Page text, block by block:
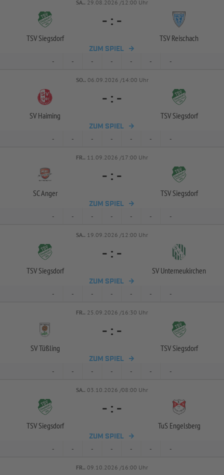
SA.. 29.08.2026 /12:00 Uhr
TSV Siegsdorf
- : -
TSV Reischach
ZUM SPIEL
- - - - - - -
SO.. 06.09.2026 /14:00 Uhr
SV Haiming
- : -
TSV Siegsdorf
ZUM SPIEL
- - - - - - -
FR.. 11.09.2026 /17:00 Uhr
SC Anger
- : -
TSV Siegsdorf
ZUM SPIEL
- - - - - - -
SA.. 19.09.2026 /12:00 Uhr
TSV Siegsdorf
- : -
SV Unterneukirchen
ZUM SPIEL
- - - - - - -
FR.. 25.09.2026 /16:30 Uhr
SV Tüßling
- : -
TSV Siegsdorf
ZUM SPIEL
- - - - - - -
SA.. 03.10.2026 /08:00 Uhr
TSV Siegsdorf
- : -
TuS Engelsberg
ZUM SPIEL
- - - - - - -
FR.. 09.10.2026 /16:00 Uhr